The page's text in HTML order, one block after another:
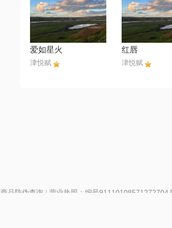
爱如星火
津悦赋
红唇
津悦赋
商品防伪查询 | 营业执照：编号91110108571272704J